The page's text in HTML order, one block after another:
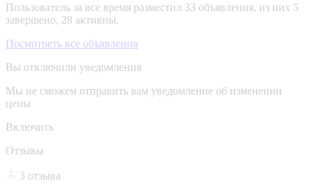
Пользователь за все время разместил 33 объявления, из них 5
завершено, 28 активны.
Посмотреть все объявления
Вы отключили уведомления
Мы не сможем отправить вам уведомление об изменении
цены
Включить
Отзывы
3 отзыва